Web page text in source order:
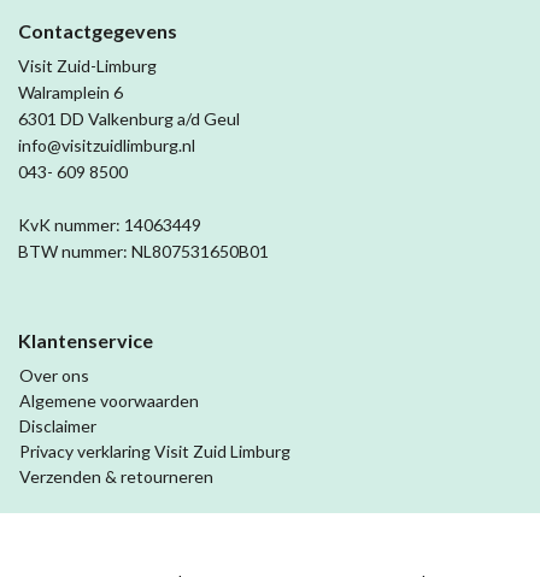
Contactgegevens
Visit Zuid-Limburg
Walramplein 6
6301 DD Valkenburg a/d Geul
info@visitzuidlimburg.nl
043- 609 8500
KvK nummer: 14063449
BTW nummer: NL807531650B01
Klantenservice
Over ons
Algemene voorwaarden
Disclaimer
Privacy verklaring Visit Zuid Limburg
Verzenden & retourneren